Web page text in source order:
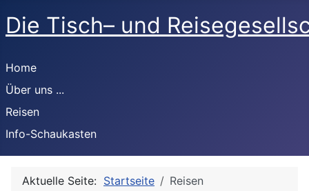
Die Tisch– und
Home
Über uns ...
Reisen
Info-Schaukasten
Aktuelle Seite: Startseite Reisen